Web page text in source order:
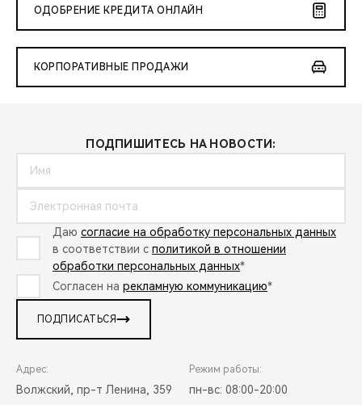
ОДОБРЕНИЕ КРЕДИТА ОНЛАЙН
КОРПОРАТИВНЫЕ ПРОДАЖИ
ПОДПИШИТЕСЬ НА НОВОСТИ:
Даю согласие на обработку персональных данных
в соответствии с политикой в отношении
обработки персональных данных*
Согласен на рекламную коммуникацию*
ПОДПИСАТЬСЯ
Адрес:
Волжский, пр-т Ленина, 359
Режим работы:
пн-вс: 08:00-20:00